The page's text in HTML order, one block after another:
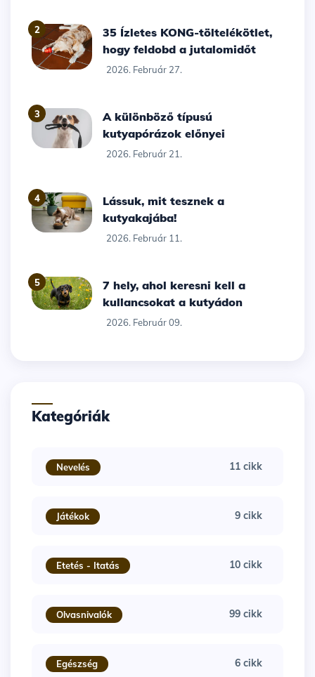
2
35 Ízletes KONG-töltelékötlet,
hogy feldobd a jutalomidőt
2026. Február 27.
3
A különböző típusú
kutyapórázok előnyei
2026. Február 21.
4
Lássuk, mit tesznek a
kutyakajába!
2026. Február 11.
5
7 hely, ahol keresni kell a
kullancsokat a kutyádon
2026. Február 09.
Kategóriák
Nevelés 11 cikk
Játékok 9 cikk
Etetés - Itatás 10 cikk
Olvasnivalók 99 cikk
Egészség 6 cikk